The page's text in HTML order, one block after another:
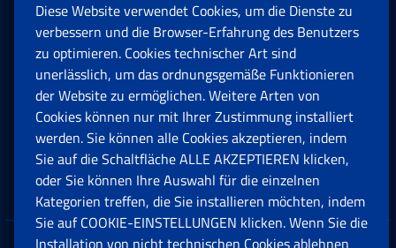
Rente und Sozialversicherung
Arbeit
Beihilfen, Subventionen und Entschädigungen
Unternehmen und Freiberufler
Diese Website verwendet Cookies, um die Dienste zu
verbessern und die Browser-Erfahrung des Benutzers
zu optimieren. Cookies technischer Art sind
unerlässlich, um das ordnungsgemäße Funktionieren
der Website zu ermöglichen. Weitere Arten von
Cookies können nur mit Ihrer Zustimmung installiert
werden. Sie können alle Cookies akzeptieren, indem
Sie auf die Schaltfläche ALLE AKZEPTIEREN klicken,
oder Sie können Ihre Auswahl für die einzelnen
Kategorien treffen, die Sie installieren möchten, indem
Sie auf COOKIE-EINSTELLUNGEN klicken. Wenn Sie die
Installation von nicht technischen Cookies ablehnen